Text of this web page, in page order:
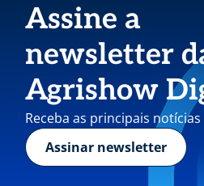
Assine a
newsletter
Agrishow
Receba as principais
Assinar newsletter